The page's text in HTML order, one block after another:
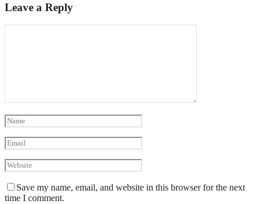
Leave a Reply
Save my name, email, and website in this browser for the next
time I comment.